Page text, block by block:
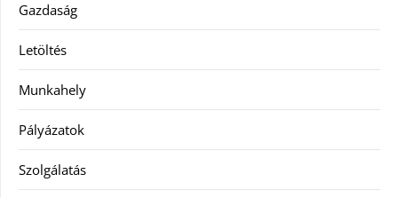
Gazdaság
Letöltés
Munkahely
Pályázatok
Szolgálatás